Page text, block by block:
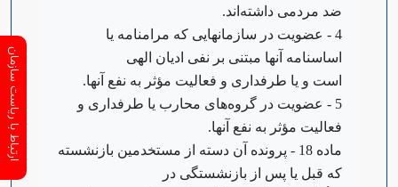
ضد مردمی داشته‌اند.
4 - عضویت در سازمانهایی که مرامنامه یا
اساسنامه آنها مبتنی بر نفی ادیان الهی
است و یا طرفداری و فعالیت مؤثر به نفع آنها.
5 - عضویت در گروه‌های محارب یا طرفداری و
فعالیت مؤثر به نفع آنها.
‌ماده 18 - پرونده آن دسته از مستخدمین بازنشسته
که قبل یا پس از بازنشستگی در
ارتباط با ریاست سازمان